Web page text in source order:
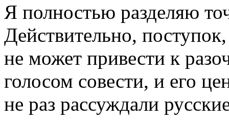
Я полностью разделяю
Действительно,
не может привести к
голосом совести, и его
не раз рассуждали